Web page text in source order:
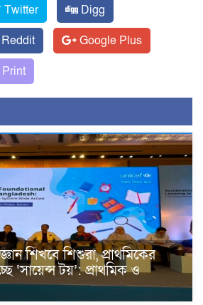
Twitter
Digg
Reddit
Google Plus
Print
শিখবে শিশুরা, প্রাথমিকের
‘সায়েন্স টয়’: প্রাথমিক ও